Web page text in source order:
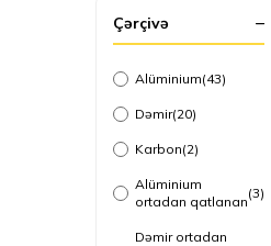
Çərçivə
Alüminium(43)
Dəmir(20)
Karbon(2)
Alüminium
ortadan qatlanan
(3)
Dəmir ortadan